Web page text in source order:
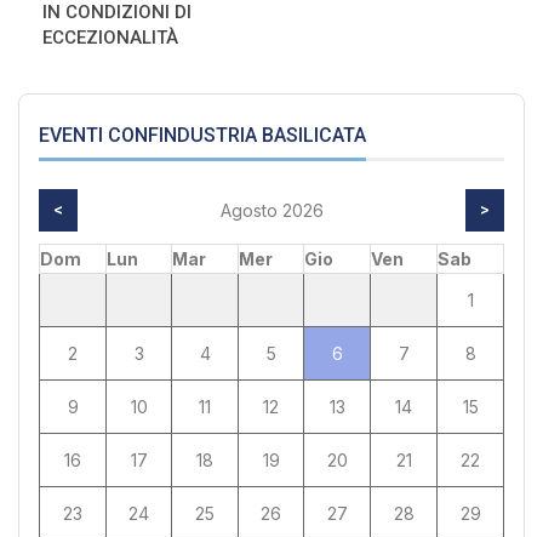
IN CONDIZIONI DI
ECCEZIONALITÀ
EVENTI CONFINDUSTRIA BASILICATA
< Agosto 2026 >
Dom Lun Mar Mer Gio Ven
Sab
1
2 3 4 5 6 7 8
9 10 11 12 13 14 15
16 17 18 19 20 21 22
23 24 25 26 27 28 29